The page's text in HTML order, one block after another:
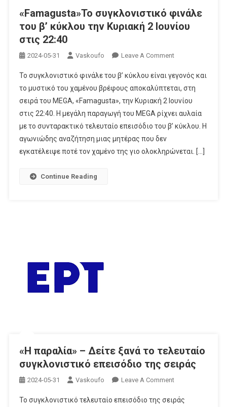
«Famagusta»Το συγκλονιστικό φινάλε
του β’ κύκλου την Κυριακή 2 Ιουνίου
στις 22:40
2024-05-31 Vaskoufo Leave A CommentOn
Συγκλονιστικό
Φινάλε
Του
Β’
Κύκλου
Κυριακή
Το συγκλονιστικό φινάλε του β’ κύκλου είναι γεγονός και
το μυστικό του χαμένου βρέφους αποκαλύπτεται, στη
σειρά του MEGA, «Famagusta», την Κυριακή 2 Ιουνίου
στις 22:40. Η μεγάλη παραγωγή του MEGA ρίχνει αυλαία
με το συνταρακτικό τελευταίο επεισόδιο του β’ κύκλου. Η
αγωνιώδης αναζήτηση μιας μητέρας που δεν
εγκατέλειψε ποτέ τον χαμένο της γιο ολοκληρώνεται. […]
Continue Reading
«Η παραλία» – Δείτε ξανά το τελευταίο
συγκλονιστικό επεισόδιο της σειράς
2024-05-31 Vaskoufo Leave A CommentOn
Παραλία»
Το συγκλονιστικό τελευταίο επεισόδιο της σειράς